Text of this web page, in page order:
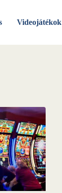
Videojátékok